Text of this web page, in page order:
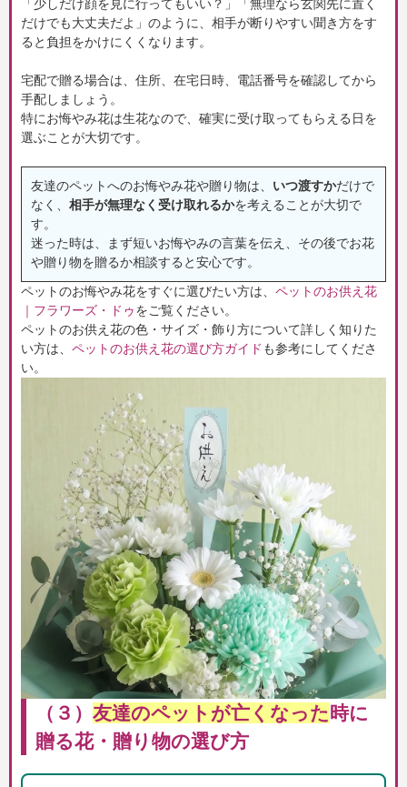
「少しだけ顔を見に行ってもいい？」「無理なら玄関先に置く
だけでも大丈夫だよ」のように、相手が断りやすい聞き方をす
ると負担をかけにくくなります。
宅配で贈る場合は、住所、在宅日時、電話番号を確認してから
手配しましょう。
特にお悔やみ花は生花なので、確実に受け取ってもらえる日を
選ぶことが大切です。
友達のペットへのお悔やみ花や贈り物は、 いつ渡すかだけで
なく、 相手が無理なく受け取れるかを考えることが大切で
す。
迷った時は、まず短いお悔やみの言葉を伝え、その後でお花
や贈り物を贈るか相談すると安心です。
ペットのお悔やみ花をすぐに選びたい方は、 ペットのお供え花
｜フラワーズ・ドゥをご覧ください。
ペットのお供え花の色・サイズ・飾り方について詳しく知りた
い方は、 ペットのお供え花の選び方ガイド も参考にしてくださ
い。
（３） 友達のペットが亡くなった 時に
贈る花・贈り物の選び方